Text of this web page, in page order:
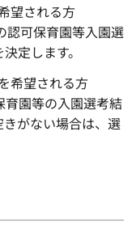
望される方
認可保育園等入園選
定します。
希望される方
園等の入園選考結
がない場合は、選